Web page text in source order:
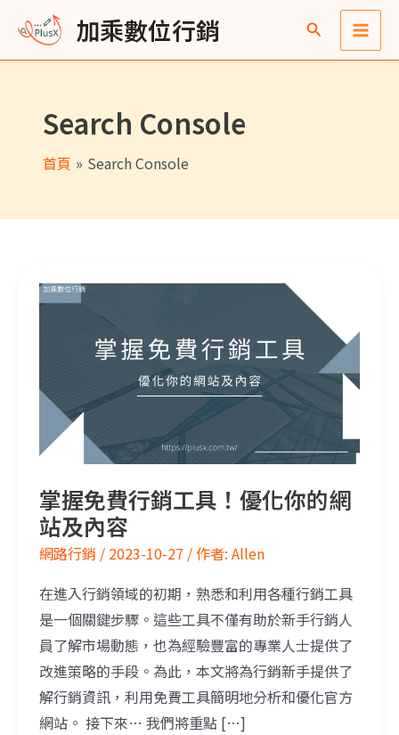
主
加乘數位行銷
Main
Search Console
首頁 Search Console
掌握免費行銷工具！優化你的網
站及內容
網路行銷 / 2023-10-27 / 作者: Allen
在進入行銷領域的初期，熟悉和利用各種行銷工具
是一個關鍵步驟。這些工具不僅有助於新手行銷人
員了解市場動態，也為經驗豐富的專業人士提供了
改進策略的手段。為此，本文將為行銷新手提供了
解行銷資訊，利用免費工具簡明地分析和優化官方
網站。 接下來… 我們將重點 […]
掌握免費行銷工具！優化你的網站及內容
彙